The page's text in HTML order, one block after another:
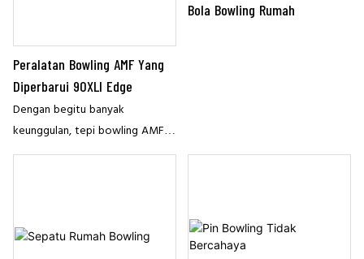
Peralatan Bowling AMF Yang
Diperbarui 90XLI Edge
Dengan begitu banyak
keunggulan, tepi bowling AMF
rekondisi 90XL Edge adalah
Bola Bowling Rumah